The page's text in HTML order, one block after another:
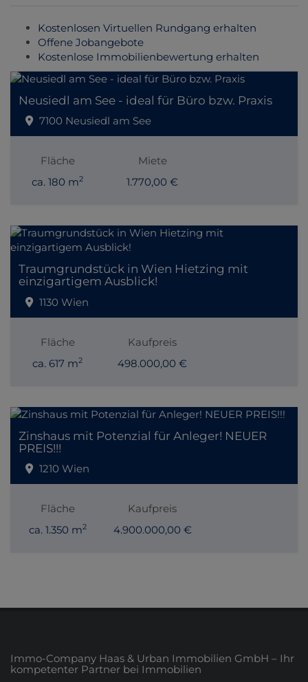
Kostenlosen Virtuellen Rundgang erhalten
Offene Jobangebote
Kostenlose Immobilienbewertung erhalten
Neusiedl am See - ideal für Büro bzw. Praxis
7100 Neusiedl am See
Fläche
ca. 180 m2
Miete
1.770,00 €
Traumgrundstück in Wien Hietzing mit
einzigartigem Ausblick!
1130 Wien
Fläche
ca. 617 m2
Kaufpreis
498.000,00 €
Zinshaus mit Potenzial für Anleger! NEUER
PREIS!!!
1210 Wien
Fläche
ca. 1.350 m2
Kaufpreis
4.900.000,00 €
Immo-Company Haas & Urban Immobilien GmbH – Ihr
kompetenter Partner bei Immobilien